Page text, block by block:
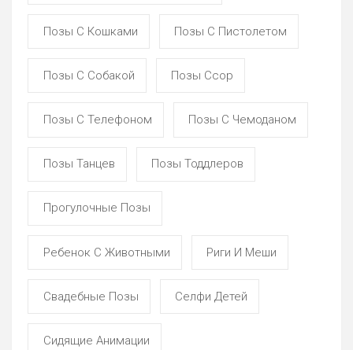
Позы С Кошками Позы С Пистолетом
Позы С Собакой Позы Ссор
Позы С Телефоном Позы С Чемоданом
Позы Танцев Позы Тоддлеров
Прогулочные Позы
Ребенок С Животными Риги И Меши
Свадебные Позы Селфи Детей
Сидящие Анимации